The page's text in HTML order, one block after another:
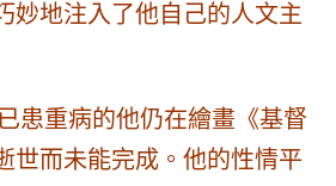
妙地注入了他自己的人文主
患重病的他仍在繪畫《基督
世而未能完成。他的性情平